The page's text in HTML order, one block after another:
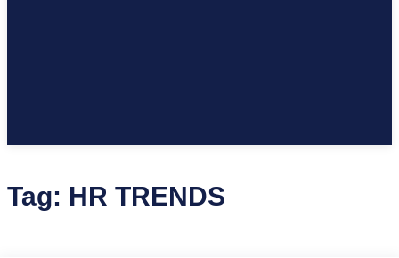
Tag: HR TRENDS